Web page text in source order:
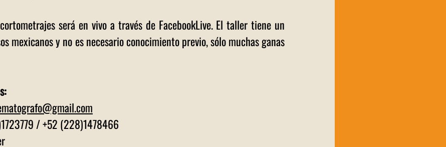
será en vivo a través de FacebookLive. El taller tiene un
mexicanos y no es necesario conocimiento previo, sólo muchas ganas
/ +52 (228)1478466